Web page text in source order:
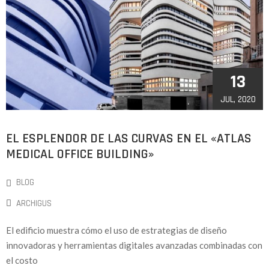
13
JUL, 2020
EL ESPLENDOR DE LAS CURVAS EN EL «ATLAS
MEDICAL OFFICE BUILDING»
BLOG
ARCHIGUS
El edificio muestra cómo el uso de estrategias de diseño
innovadoras y herramientas digitales avanzadas combinadas con
el costo